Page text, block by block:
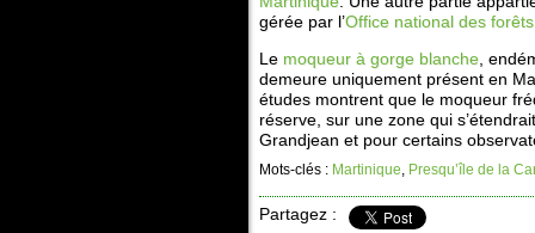
gérée par l’Office national des forêts
Le moqueur à gorge blanche ,
demeure uniquement présent en
études montrent que le moqueur
réserve, sur une zone qui
Grandjean et pour certains
Mots-clés : Martinique, Presqu’île de la
Partagez :